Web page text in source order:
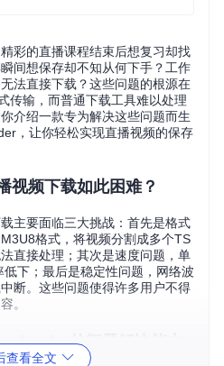
彩的直播课程结束后想复习却找
间想保存却不知从何下手？工作
法直接下载？这些问题的根源在
传输，而普通下载工具难以处理
介绍一款专为解决这些问题而生
，让你轻松实现直播视频的保存
视频下载如此困难？
主要面临三大挑战：首先是格式
格式，将视频分割成多个TS
直接处理；其次是速度问题，单
下；最后是稳定性问题，网络波
断。这些问题使得许多用户不得
。
的问题解决能力
查看全文